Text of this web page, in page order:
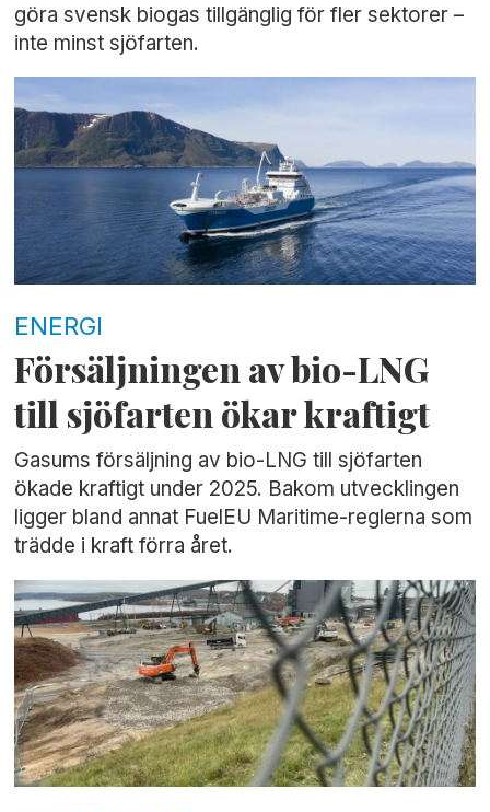
göra svensk biogas tillgänglig för fler sektorer –
inte minst sjöfarten.
ENERGI
Försäljningen av bio-LNG
till sjöfarten ökar kraftigt
Gasums försäljning av bio-LNG till sjöfarten
ökade kraftigt under 2025. Bakom utvecklingen
ligger bland annat FuelEU Maritime-reglerna som
trädde i kraft förra året.